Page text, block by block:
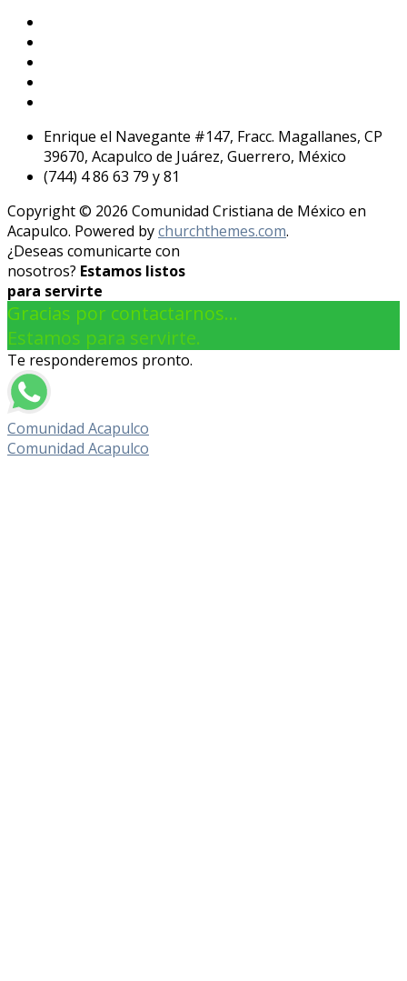
Enrique el Navegante #147, Fracc. Magallanes, CP
39670, Acapulco de Juárez, Guerrero, México
(744) 4 86 63 79 y 81
Copyright © 2026 Comunidad Cristiana de México en
Acapulco. Powered bychurchthemes.com.
¿Deseas comunicarte con
nosotros? Estamos listos
para servirte
Gracias por contactarnos...
Estamos para servirte.
Te responderemos pronto.
Comunidad Acapulco
Comunidad Acapulco